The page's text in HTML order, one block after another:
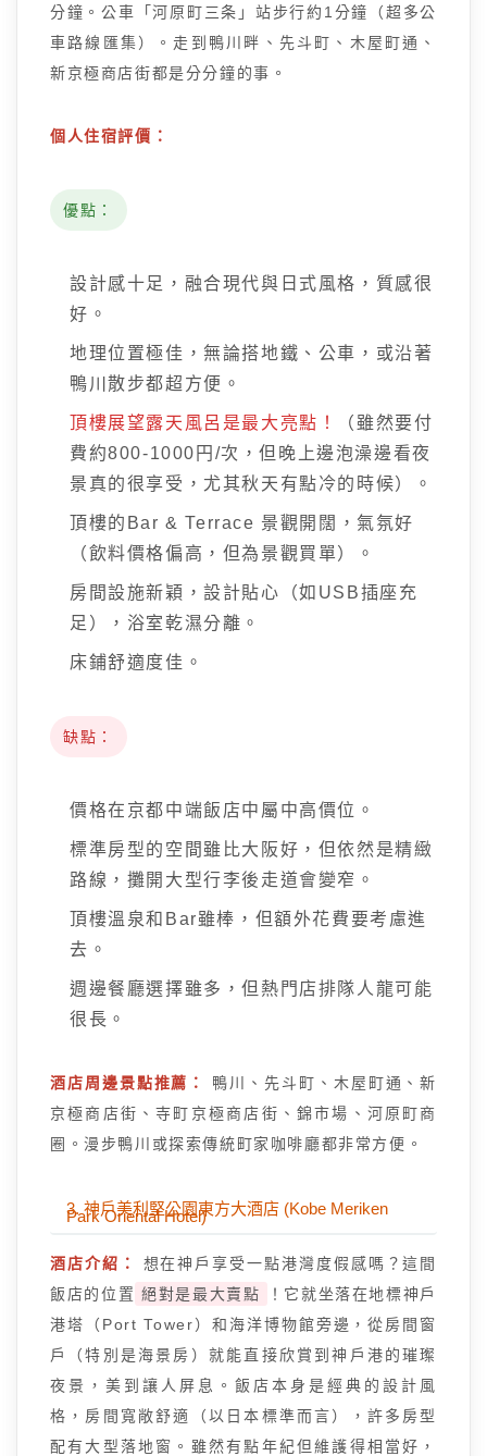
分鐘。公車「河原町三条」站步行約1分鐘（超多公
車路線匯集）。走到鴨川畔、先斗町、木屋町通、
新京極商店街都是分分鐘的事。
個人住宿評價：
優點：
設計感十足，融合現代與日式風格，質感很
好。
地理位置極佳，無論搭地鐵、公車，或沿著
鴨川散步都超方便。
頂樓展望露天風呂是最大亮點！
（雖然要付
費約800-1000円/次，但晚上邊泡澡邊看夜
景真的很享受，尤其秋天有點冷的時候）。
頂樓的Bar & Terrace 景觀開闊，氣氛好
（飲料價格偏高，但為景觀買單）。
房間設施新穎，設計貼心（如USB插座充
足），浴室乾濕分離。
床鋪舒適度佳。
缺點：
價格在京都中端飯店中屬中高價位。
標準房型的空間雖比大阪好，但依然是精緻
路線，攤開大型行李後走道會變窄。
頂樓溫泉和Bar雖棒，但額外花費要考慮進
去。
週邊餐廳選擇雖多，但熱門店排隊人龍可能
很長。
酒店周邊景點推薦：
鴨川、先斗町、木屋町通、新
京極商店街、寺町京極商店街、錦市場、河原町商
圈。漫步鴨川或探索傳統町家咖啡廳都非常方便。
3. 神戶美利堅公園東方大酒店 (Kobe Meriken
Park Oriental Hotel)
酒店介紹：
想在神戶享受一點港灣度假感嗎？這間
飯店的位置 絕對是最大賣點
！它就坐落在地標神戶
港塔（Port Tower）和海洋博物館旁邊，從房間窗
戶（特別是海景房）就能直接欣賞到神戶港的璀璨
夜景，美到讓人屏息。飯店本身是經典的設計風
格，房間寬敞舒適（以日本標準而言），許多房型
配有大型落地窗。雖然有點年紀但維護得相當好，